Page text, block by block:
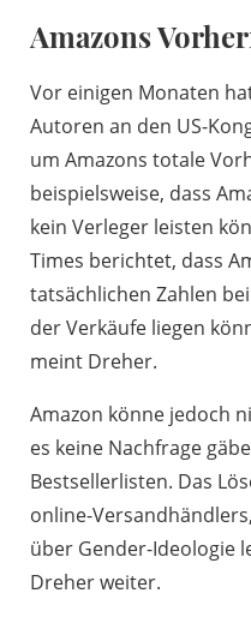
Amazons
Vor einigen Monaten
Autoren an den US-
um Amazons totale
beispielsweise, dass
kein Verleger leisten
Times berichtet, dass
tatsächlichen Zahlen
der Verkäufe liegen
meint Dreher.
Amazon könne jedoch
es keine Nachfrage
Bestsellerlisten. Das
online-
über Gender-Ideologie
Dreher weiter.